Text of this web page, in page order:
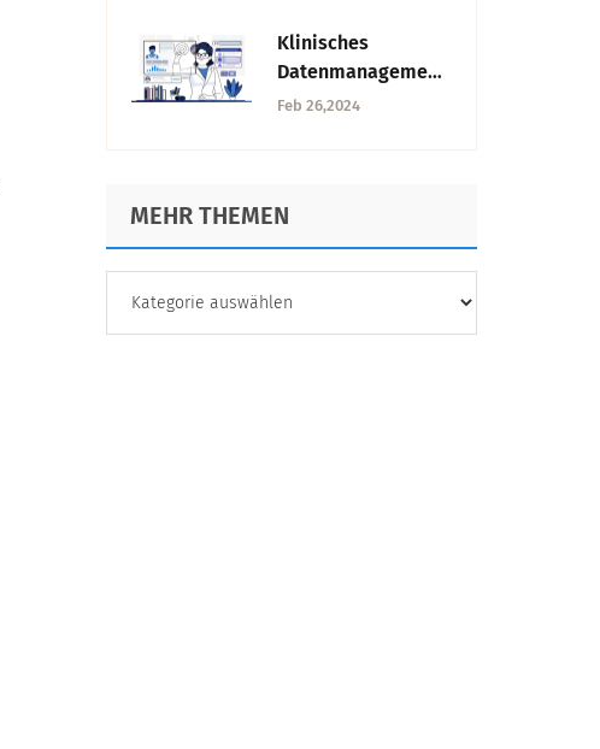
Klinisches
Datenmanagement:
Was es ist, seine
seine Phasen
Feb 26,2024
MEHR THEMEN
THEMEN